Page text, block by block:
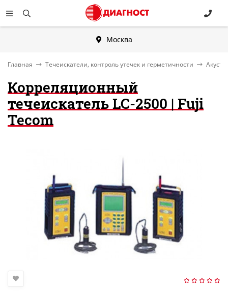
Москва
Главная Течеискатели, контроль утечек и герметичности
Корреляционный
течеискатель LC-2500 | Fuji
Tecom